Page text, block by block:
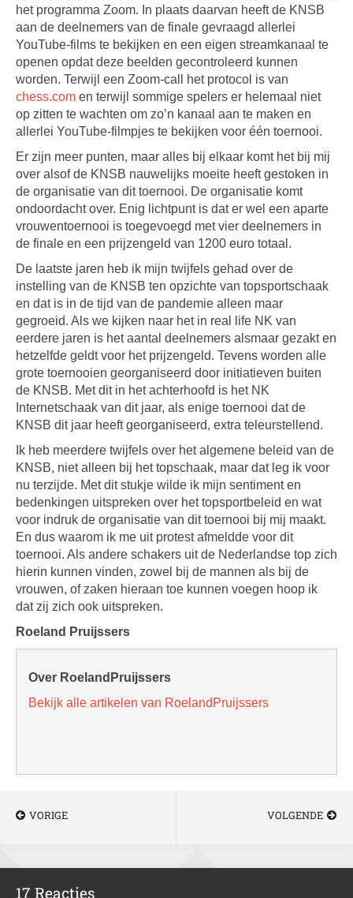
het programma Zoom. In plaats daarvan heeft de KNSB
aan de deelnemers van de finale gevraagd allerlei
YouTube-films te bekijken en een eigen streamkanaal te
openen opdat deze beelden gecontroleerd kunnen
worden. Terwijl een Zoom-call het protocol is van
chess.com en terwijl sommige spelers er helemaal niet
op zitten te wachten om zo’n kanaal aan te maken en
allerlei YouTube-filmpjes te bekijken voor één toernooi.
Er zijn meer punten, maar alles bij elkaar komt het bij mij
over alsof de KNSB nauwelijks moeite heeft gestoken in
de organisatie van dit toernooi. De organisatie komt
ondoordacht over. Enig lichtpunt is dat er wel een aparte
vrouwentoernooi is toegevoegd met vier deelnemers in
de finale en een prijzengeld van 1200 euro totaal.
De laatste jaren heb ik mijn twijfels gehad over de
instelling van de KNSB ten opzichte van topsportschaak
en dat is in de tijd van de pandemie alleen maar
gegroeid. Als we kijken naar het in real life NK van
eerdere jaren is het aantal deelnemers alsmaar gezakt en
hetzelfde geldt voor het prijzengeld. Tevens worden alle
grote toernooien georganiseerd door initiatieven buiten
de KNSB. Met dit in het achterhoofd is het NK
Internetschaak van dit jaar, als enige toernooi dat de
KNSB dit jaar heeft georganiseerd, extra teleurstellend.
Ik heb meerdere twijfels over het algemene beleid van de
KNSB, niet alleen bij het topschaak, maar dat leg ik voor
nu terzijde. Met dit stukje wilde ik mijn sentiment en
bedenkingen uitspreken over het topsportbeleid en wat
voor indruk de organisatie van dit toernooi bij mij maakt.
En dus waarom ik me uit protest afmeldde voor dit
toernooi. Als andere schakers uit de Nederlandse top zich
hierin kunnen vinden, zowel bij de mannen als bij de
vrouwen, of zaken hieraan toe kunnen voegen hoop ik
dat zij zich ook uitspreken.
Roeland Pruijssers
Over RoelandPruijssers
Bekijk alle artikelen van RoelandPruijssers
VORIGE VOLGENDE
17 Reacties